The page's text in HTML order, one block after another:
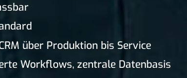
über Produktion bis Service
Workflows, zentrale Datenbasis